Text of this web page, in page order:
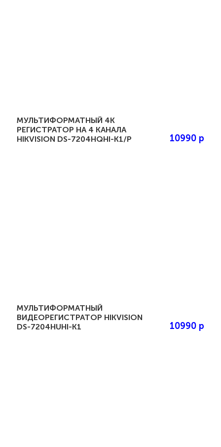
МУЛЬТИФОРМАТНЫЙ 4K
РЕГИСТРАТОР НА 4 КАНАЛА
HIKVISION DS-7204HQHI-K1/P
10990 р
МУЛЬТИФОРМАТНЫЙ
ВИДЕОРЕГИСТРАТОР HIKVISION
DS-7204HUHI-K1
10990 р